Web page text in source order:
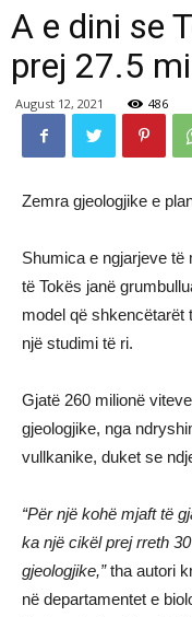
A e dini se
prej 27.5
August 12, 2021 486
Zemra gjeologjike e
Shumica e ngjarjeve të
të Tokës janë
model që shkencëtarët
një studimi të ri.
Gjatë 260 milionë
gjeologjike, nga
vullkanike, duket se
“Për një kohë mjaft të
ka një cikël prej rreth
gjeologjike,”tha autori
në departamentet e